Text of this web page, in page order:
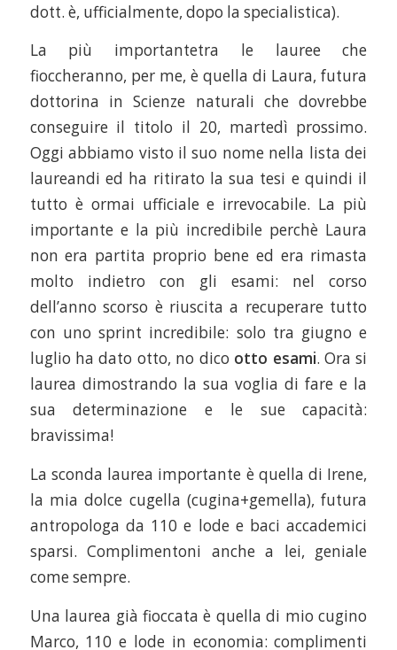
dott. è, ufficialmente, dopo la specialistica).
La più importantetra le lauree che
fioccheranno, per me, è quella di Laura, futura
dottorina in Scienze naturali che dovrebbe
conseguire il titolo il 20, martedì prossimo.
Oggi abbiamo visto il suo nome nella lista dei
laureandi ed ha ritirato la sua tesi e quindi il
tutto è ormai ufficiale e irrevocabile. La più
importante e la più incredibile perchè Laura
non era partita proprio bene ed era rimasta
molto indietro con gli esami: nel corso
dell’anno scorso è riuscita a recuperare tutto
con uno sprint incredibile: solo tra giugno e
luglio ha dato otto, no dico otto esami. Ora si
laurea dimostrando la sua voglia di fare e la
sua determinazione e le sue capacità:
bravissima!
La sconda laurea importante è quella di Irene,
la mia dolce cugella (cugina+gemella), futura
antropologa da 110 e lode e baci accademici
sparsi. Complimentoni anche a lei, geniale
come sempre.
Una laurea già fioccata è quella di mio cugino
Marco, 110 e lode in economia: complimenti